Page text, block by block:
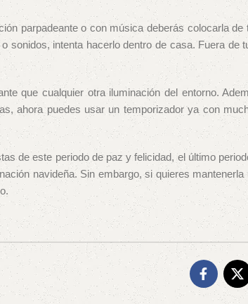
parpadeante o con música deberás colocarla de
intenta hacerlo dentro de casa. Fuera de
que cualquier otra iluminación del entorno.
ahora puedes usar un temporizador ya con
de este periodo de paz y felicidad, el último
navideña. Sin embargo, si quieres